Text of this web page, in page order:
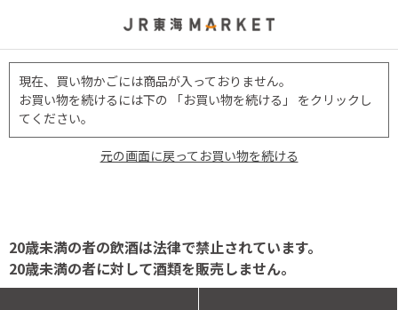
現在、買い物かごには商品が入っておりません。
お買い物を続けるには下の 「お買い物を続ける」 をクリックし
てください。
元の画面に戻ってお買い物を続ける
20歳未満の者の飲酒は法律で禁止されています。
20歳未満の者に対して酒類を販売しません。